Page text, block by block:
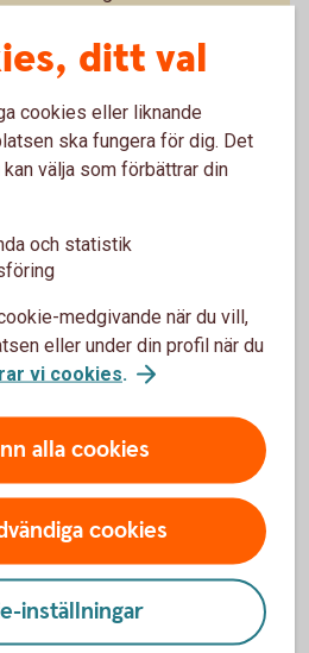
annat innebär att bolag med
premieras. Det finns
inriktningar.
Markets
Edge – se
indexnära fonder
varför?
ditt val
cookies eller liknande
ska fungera för dig. Det
välja som förbättrar din
och statistik
medgivande när du vill,
eller under din profil när du
vi cookies.
alla cookies
cookies
inställningar